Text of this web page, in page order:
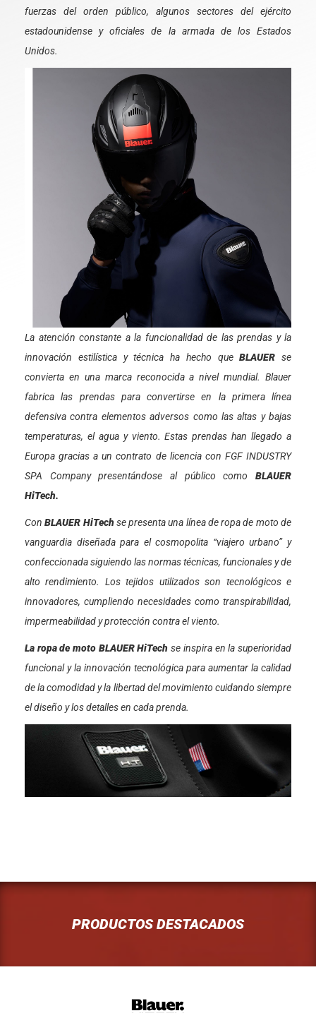
fuerzas del orden público, algunos sectores del ejército
estadounidense y oficiales de la armada de los Estados
Unidos.
La atención constante a la funcionalidad de las prendas y la
innovación estilística y técnica ha hecho queBLAUER se
convierta en una marca reconocida a nivel mundial. Blauer
fabrica las prendas para convertirse en la primera línea
defensiva contra elementos adversos como las altas y bajas
temperaturas, el agua y viento. Estas prendas han llegado a
Europa gracias a un contrato de licencia con FGF INDUSTRY
SPA Company presentándose al público como BLAUER
HiTech.
ConBLAUER HiTech se presenta una línea de ropa de moto de
vanguardia diseñada para el cosmopolita “viajero urbano” y
confeccionada siguiendo las normas técnicas, funcionales y de
alto rendimiento. Los tejidos utilizados son tecnológicos e
innovadores, cumpliendo necesidades como transpirabilidad,
impermeabilidad y protección contra el viento.
La ropa de moto BLAUER HiTech se inspira en la superioridad
funcional y la innovación tecnológica para aumentar la calidad
de la comodidad y la libertad del movimiento cuidando siempre
el diseño y los detalles en cada prenda.
PRODUCTOS DESTACADOS